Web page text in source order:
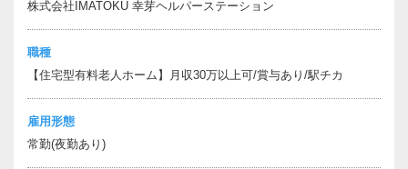
株式会社IMATOKU 幸芽ヘルパーステーション
職種
【住宅型有料老人ホーム】月収30万以上可/賞与あり/駅チカ
雇用形態
常勤(夜勤あり)